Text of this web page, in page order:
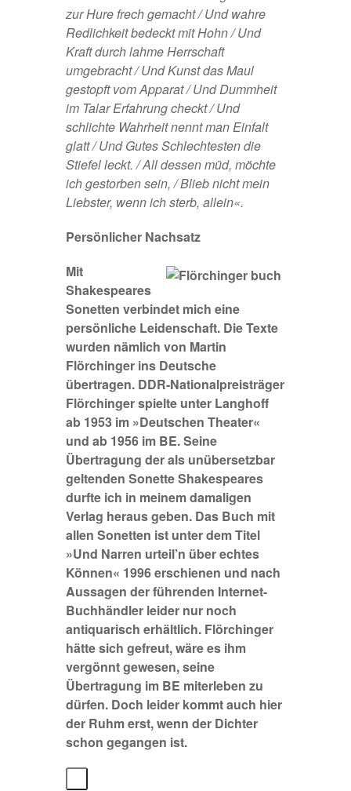
zur Hure frech gemacht / Und wahre
Redlichkeit bedeckt mit Hohn / Und
Kraft durch lahme Herrschaft
umgebracht / Und Kunst das Maul
gestopft vom Apparat / Und Dummheit
im Talar Erfahrung checkt / Und
schlichte Wahrheit nennt man Einfalt
glatt / Und Gutes Schlechtesten die
Stiefel leckt. / All dessen müd, möchte
ich gestorben sein, / Blieb nicht mein
Liebster, wenn ich sterb, allein«.
Persönlicher Nachsatz
Mit
Shakespeares
Sonetten verbindet mich eine
persönliche Leidenschaft. Die Texte
wurden nämlich von Martin
Flörchinger ins Deutsche
übertragen. DDR-Nationalpreisträger
Flörchinger spielte unter Langhoff
ab 1953 im »Deutschen Theater«
und ab 1956 im BE. Seine
Übertragung der als unübersetzbar
geltenden Sonette Shakespeares
durfte ich in meinem damaligen
Verlag heraus geben. Das Buch mit
allen Sonetten ist unter dem Titel
»Und Narren urteil’n über echtes
Können« 1996 erschienen und nach
Aussagen der führenden Internet-
Buchhändler leider nur noch
antiquarisch erhältlich. Flörchinger
hätte sich gefreut, wäre es ihm
vergönnt gewesen, seine
Übertragung im BE miterleben zu
dürfen. Doch leider kommt auch hier
der Ruhm erst, wenn der Dichter
schon gegangen ist.